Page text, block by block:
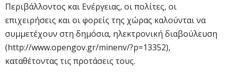
Περιβάλλοντος και Ενέργειας, οι πολίτες, οι
επιχειρήσεις και οι φορείς της χώρας καλούνται να
συμμετέχουν στη δημόσια, ηλεκτρονική διαβούλευση
(http://www.opengov.gr/minenv/?p=13352),
καταθέτοντας τις προτάσεις τους.